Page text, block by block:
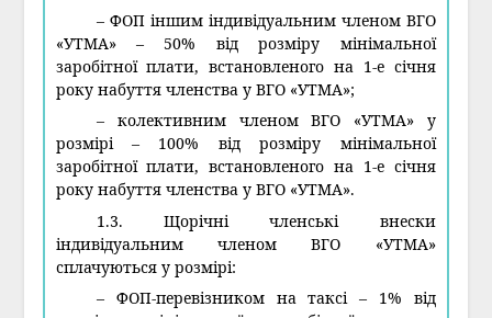
– ФОП іншим індивідуальним членом ВГО
«УТМА» – 50% від розміру мінімальної
заробітної плати, встановленого на 1-е січня
року набуття членства у ВГО «УТМА»;
– колективним членом ВГО «УТМА» у
розмірі – 100% від розміру мінімальної
заробітної плати, встановленого на 1-е січня
року набуття членства у ВГО «УТМА».
1.3. Щорічні членські внески
індивідуальним членом ВГО «УТМА»
сплачуються у розмірі:
– ФОП-перевізником на таксі – 1% від